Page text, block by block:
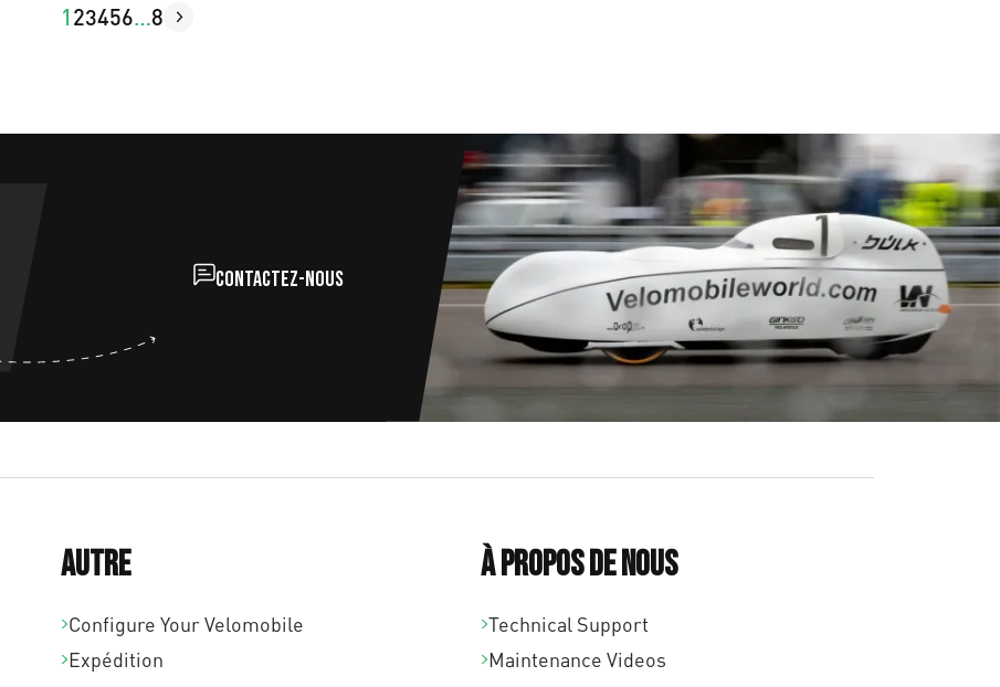
1 23456…8
Contactez-nous
Autre
Configure Your Velomobile
Expédition
À propos de nous
Technical Support
Maintenance Videos